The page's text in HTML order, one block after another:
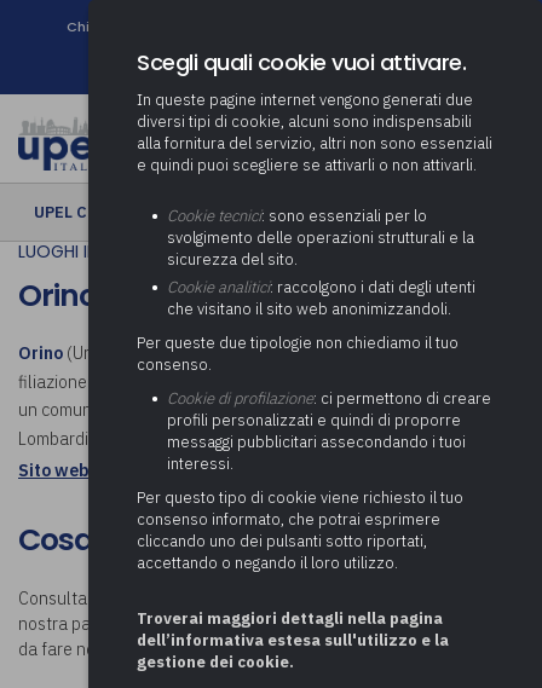
Chi siamo
Newsletter
UPEL CULTURA › Orino
LUOGHI IN COMUNE
Orino
Orino (Urin in dialetto varesotto, probabilmente derivante da una
filiazione dalla località Oro, frazione del vicino comune di
un comune italiano di 815 abitanti della provincia di Varese, in
Lombardia. Scopri cosa visitare a Orino.
Sito web istituzionale: Comune di Orino
Cosa visitare a Orino
Consulta la mappa e scopri
nostra pagina
Luoghi in Comunepotrai conoscere tutte le attività
da fare nei comuni della provincia di Varese e oltre!
Scegli quali cookie vuoi attivare.
In queste pagine internet vengono generati due
diversi tipi di cookie, alcuni sono indispensabili
alla fornitura del servizio, altri non sono essenziali
e quindi puoi scegliere se attivarli o non attivarli.
Cookie tecnici: sono essenziali per lo
svolgimento delle operazioni strutturali e la
sicurezza del sito.
Cookie analitici: raccolgono i dati degli utenti
che visitano il sito web anonimizzandoli.
Per queste due tipologie non chiediamo il tuo
consenso.
Cookie di profilazione: ci permettono di creare
profili personalizzati e quindi di proporre
messaggi pubblicitari assecondando i tuoi
interessi.
Per questo tipo di cookie viene richiesto il tuo
consenso informato, che potrai esprimere
cliccando uno dei pulsanti sotto riportati,
accettando o negando il loro utilizzo.
Troverai maggiori dettagli nella pagina
dell’informativa estesa sull'utilizzo e la
gestione dei cookie.